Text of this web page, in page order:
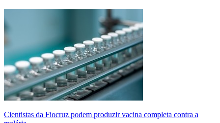
Cientistas da Fiocruz podem produzir vacina completa contra a